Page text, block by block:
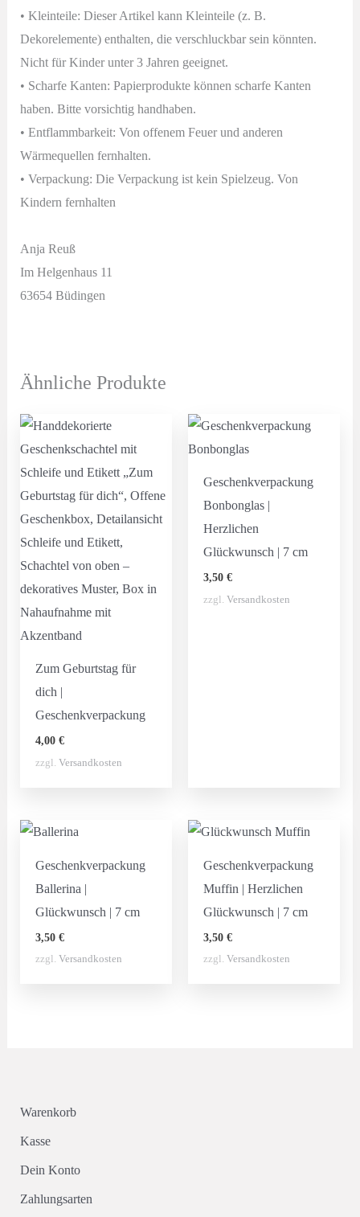
• Kleinteile: Dieser Artikel kann Kleinteile (z. B.
Dekorelemente) enthalten, die verschluckbar sein könnten.
Nicht für Kinder unter 3 Jahren geeignet.
• Scharfe Kanten: Papierprodukte können scharfe Kanten
haben. Bitte vorsichtig handhaben.
• Entflammbarkeit: Von offenem Feuer und anderen
Wärmequellen fernhalten.
• Verpackung: Die Verpackung ist kein Spielzeug. Von
Kindern fernhalten
Anja Reuß
Im Helgenhaus 11
63654 Büdingen
Ähnliche Produkte
Zum Geburtstag für
dich |
Geschenkverpackung
4,00 €
zzgl. Versandkosten
Geschenkverpackung
Bonbonglas |
Herzlichen
Glückwunsch | 7 cm
3,50€
zzgl.Versandkosten
Geschenkverpackung
Ballerina |
Glückwunsch | 7 cm
3,50 €
zzgl. Versandkosten
Geschenkverpackung
Muffin | Herzlichen
Glückwunsch | 7 cm
3,50€
zzgl.Versandkosten
Warenkorb
Kasse
Dein Konto
Zahlungsarten